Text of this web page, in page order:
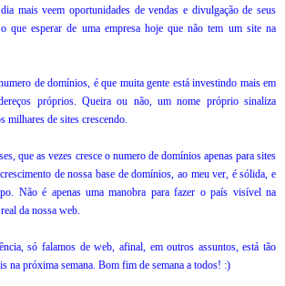
dia mais veem oportunidades de vendas e divulgação de seus
que esperar de uma empresa hoje que não tem um site na
de domínios, é que muita gente está investindo mais em
próprios. Queira ou não, um nome próprio sinaliza
de sites crescendo.
que as vezes cresce o numero de domínios apenas para sites
de nossa base de domínios, ao meu ver, é sólida, e
Não é apenas uma manobra para fazer o país visível na
da nossa web.
só falamos de web, afinal, em outros assuntos, está tão
na próxima semana. Bom fim de semana a todos! :)